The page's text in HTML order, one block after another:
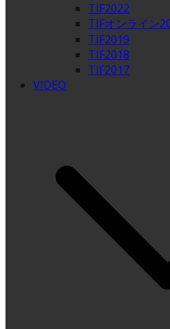
TIF2022
TIFオンライン
TIF2019
TIF2018
TIF2017
VIDEO